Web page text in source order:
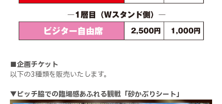
■企画チケット
以下の3種類を販売いたします。
▼ピッチ脇での臨場感あふれる観戦「砂かぶりシート」